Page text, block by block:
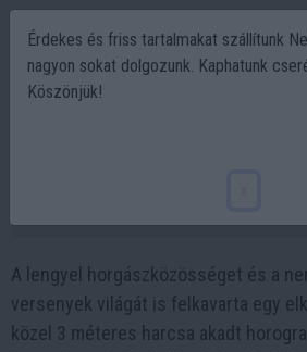
A lengyel horgászközösséget és a
versenyek világát is felkavarta egy
közel 3 méteres harcsa akadt
Érdekes és friss tartalmakat szállítunk
nagyon sokat dolgozunk. Kaphatunk
Köszönjük!